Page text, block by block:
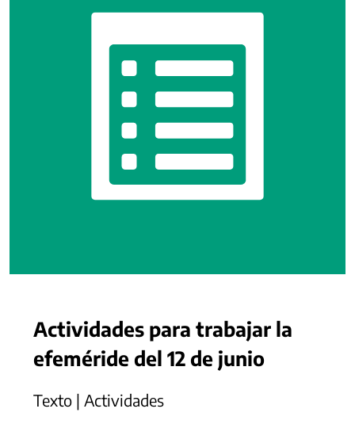
Actividades para trabajar la
efeméride del 12 de junio
Texto | Actividades